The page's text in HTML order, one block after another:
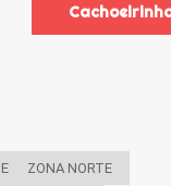
ZONA NORTE